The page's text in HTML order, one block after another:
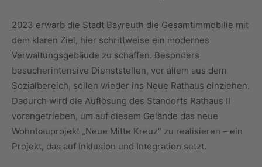
2023 erwarb die Stadt Bayreuth die Gesamtimmobilie mit
dem klaren Ziel, hier schrittweise ein modernes
Verwaltungsgebäude zu schaffen. Besonders
besucherintensive Dienststellen, vor allem aus dem
Sozialbereich, sollen wieder ins Neue Rathaus einziehen.
Dadurch wird die Auflösung des Standorts Rathaus II
vorangetrieben, um auf diesem Gelände das neue
Wohnbauprojekt „Neue Mitte Kreuz“ zu realisieren – ein
Projekt, das auf Inklusion und Integration setzt.